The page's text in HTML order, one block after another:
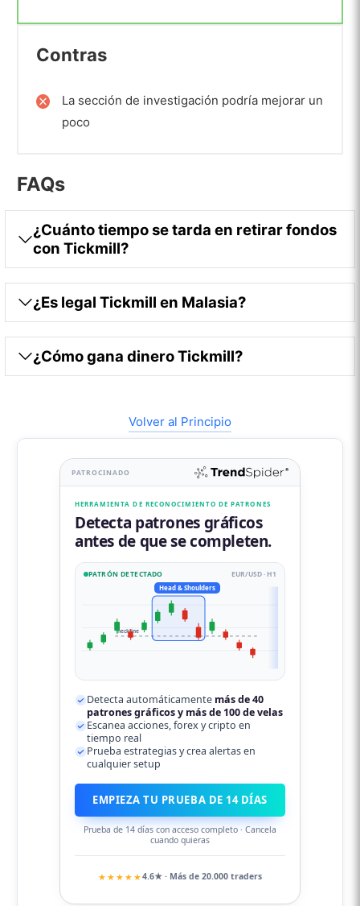
Contras
La sección de investigación podría mejorar un
poco
FAQs
¿Cuánto tiempo se tarda en retirar fondos
con Tickmill?
¿Es legal Tickmill en Malasia?
¿Cómo gana dinero Tickmill?
Volver al Principio
PATROCINADO
HERRAMIENTA DE RECONOCIMIENTO DE PATRONES
Detecta patrones gráficos
antes de que se completen.
PATRÓN DETECTADO EUR/USD · H1
neckline
Head & Shoulders
Detecta automáticamente más de 40
patrones gráficos y más de 100 de velas
Escanea acciones, forex y cripto en
tiempo real
Prueba estrategias y crea alertas en
cualquier setup
EMPIEZA TU PRUEBA DE 14 DÍAS
Prueba de 14 días con acceso completo · Cancela
cuando quieras
★★★★★4.6★ · Más de 20.000 traders